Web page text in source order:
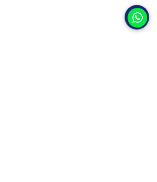
vendas@selaplast.com.br